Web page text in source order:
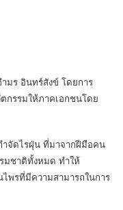
มร อินทร์สังข์ โดยการ
กรรมให้ภาคเอกชนโดย
ำจัดไรฝุ่น ที่มาจากฝีมือคน
มชาติทั้งหมด ทำให้
พรที่มีความสามารถในการ